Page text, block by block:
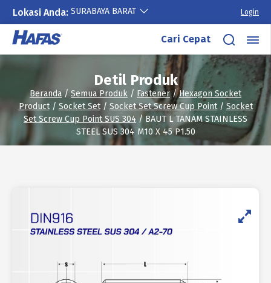
Lokasi Anda: SURABAYA BARAT Login
Lewati
konten
Cari Cepat
Detil Produk
Beranda/Semua Produk / Fastener/Hexagon Socket
Product/ Socket Set/ Socket Set Screw Cup Point/ Socket
Set Screw Cup Point SUS 304 / BAUT L TANAM STAINLESS
STEEL SUS 304 M10 X 45 P1.50